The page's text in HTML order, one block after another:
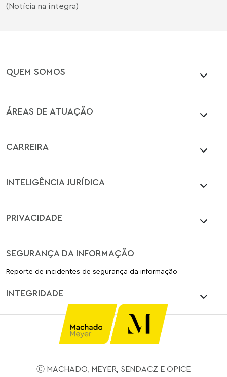
(Notícia na íntegra)
QUEM SOMOS
ÁREAS DE ATUAÇÃO
CARREIRA
INTELIGÊNCIA JURÍDICA
PRIVACIDADE
SEGURANÇA DA INFORMAÇÃO
Reporte de incidentes de segurança da informação
INTEGRIDADE
Ⓒ MACHADO, MEYER, SENDACZ E OPICE